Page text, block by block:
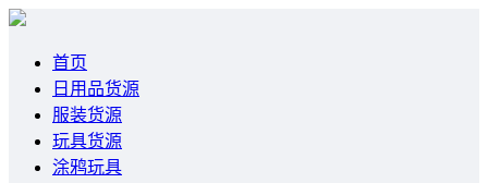
首页
日用品货源
服装货源
玩具货源
涂鸦玩具